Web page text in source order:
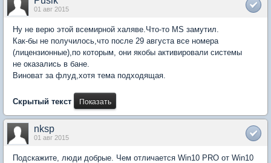
01 авг 2015
Ну не верю этой всемирной халяве.Что-то MS замутил.
Как-бы не получилось,что после 29 августа все номера
(лицензионные),по которым, они якобы активировали системы
не оказались в бане.
Виноват за флуд,хотя тема подходящая.
Скрытый текст
nksp
01 авг 2015
Подскажите, люди добрые. Чем отличается Win10 PRO от Win10